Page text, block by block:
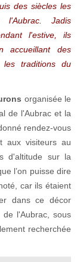
des siècles les
l'Aubrac. Jadis
l'estive, ils
accueillant des
les traditions du
organisée le
de l'Aubrac et la
rendez-vous
aux visiteurs au
d'altitude sur la
l’on puisse dire
car ils étaient
dans ce décor
l'Aubrac, sous
recherchée